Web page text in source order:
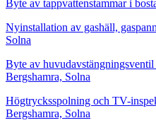
Byte av tappvattenstammar i
Nyinstallation av gashäll,
Solna
Byte av
Bergshamra, Solna
Högtrycksspolning och TV-
Bergshamra, Solna